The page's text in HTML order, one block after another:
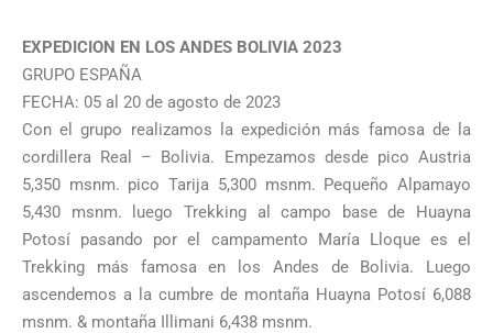
EXPEDICION EN LOS ANDES BOLIVIA 2023
GRUPO ESPAÑA
FECHA: 05 al 20 de agosto de 2023
Con el grupo realizamos la expedición más famosa de la
cordillera Real – Bolivia. Empezamos desde pico Austria
5,350 msnm. pico Tarija 5,300 msnm. Pequeño Alpamayo
5,430 msnm. luego Trekking al campo base de Huayna
Potosí pasando por el campamento María Lloque es el
Trekking más famosa en los Andes de Bolivia. Luego
ascendemos a la cumbre de montaña Huayna Potosí 6,088
msnm. & montaña Illimani 6,438 msnm.